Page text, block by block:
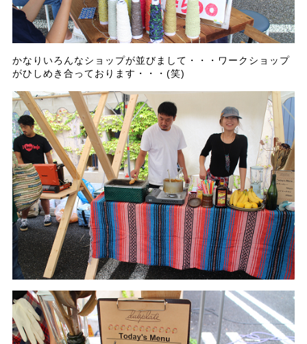
かなりいろんなショップが並びまして・・・ワークショップ
がひしめき合っております・・・(笑)